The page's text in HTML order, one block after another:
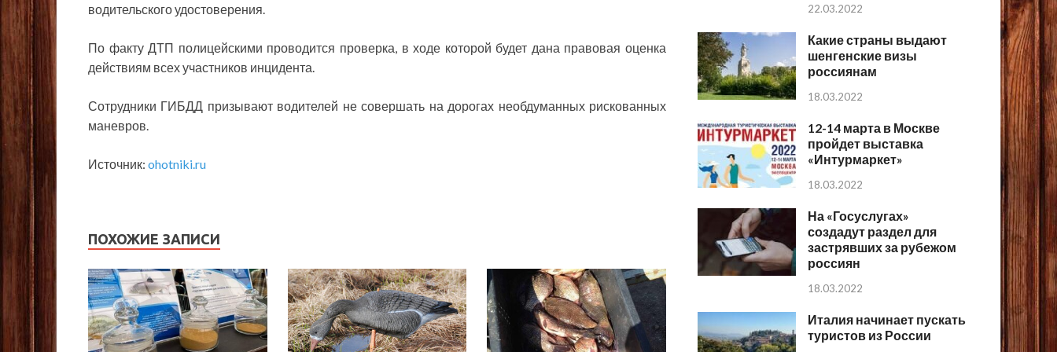
водительского удостоверения.
По факту ДТП полицейскими проводится проверка, в ходе которой будет дана правовая оценка
действиям всех участников инцидента.
Сотрудники ГИБДД призывают водителей не совершать на дорогах необдуманных рискованных
маневров.
Источник: ohotniki.ru
ПОХОЖИЕ ЗАПИСИ
22.03.2022
Какие страны выдают
шенгенские визы
россиянам
18.03.2022
12-14 марта в Москве
пройдет выставка
«Интурмаркет»
18.03.2022
На «Госуслугах»
создадут раздел для
застрявших за рубежом
россиян
18.03.2022
Италия начинает пускать
туристов из России